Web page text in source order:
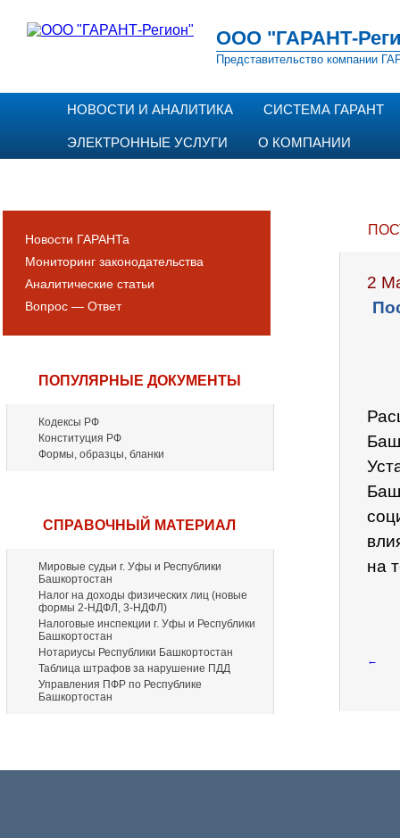
ООО "ГАРАНТ-
Представительство компании
НОВОСТИ И АНАЛИТИКА СИСТЕМА ГАРАНТ
ЭЛЕКТРОННЫЕ УСЛУГИ О КОМПАНИИ
Новости ГАРАНТа
Мониторинг законодательства
Аналитические статьи
Вопрос — Ответ
ПОПУЛЯРНЫЕ ДОКУМЕНТЫ
Кодексы РФ
Конституция РФ
Формы, образцы, бланки
СПРАВОЧНЫЙ МАТЕРИАЛ
Мировые судьи г. Уфы и Республики
Башкортостан
Налог на доходы физических лиц (новые
формы 2-НДФЛ, 3-НДФЛ)
Налоговые инспекции г. Уфы и Республики
Башкортостан
Нотариусы Республики Башкортостан
Таблица штрафов за нарушение ПДД
Управления ПФР по Республике
Башкортостан
2
на
←